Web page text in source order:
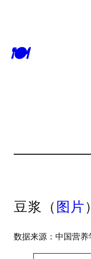
🍽
豆浆（ 图片
数据来源：中国营养